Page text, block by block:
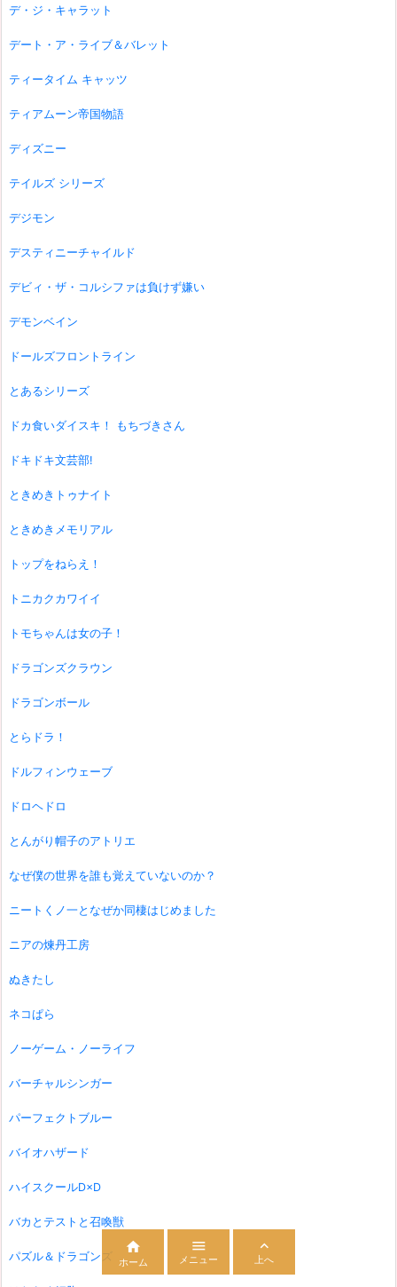
デ・ジ・キャラット
デート・ア・ライブ＆バレット
ティータイム キャッツ
ティアムーン帝国物語
ディズニー
テイルズ シリーズ
デジモン
デスティニーチャイルド
デビィ・ザ・コルシファは負けず嫌い
デモンベイン
ドールズフロントライン
とあるシリーズ
ドカ食いダイスキ！ もちづきさん
ドキドキ文芸部!
ときめきトゥナイト
ときめきメモリアル
トップをねらえ！
トニカクカワイイ
トモちゃんは女の子！
ドラゴンズクラウン
ドラゴンボール
とらドラ！
ドルフィンウェーブ
ドロヘドロ
とんがり帽子のアトリエ
なぜ僕の世界を誰も覚えていないのか？
ニートくノ一となぜか同棲はじめました
ニアの煉丹工房
ぬきたし
ネコぱら
ノーゲーム・ノーライフ
バーチャルシンガー
パーフェクトブルー
バイオハザード
ハイスクールD×D
バカとテストと召喚獣
パズル＆ドラゴンズ

ホーム

メニュー

上へ